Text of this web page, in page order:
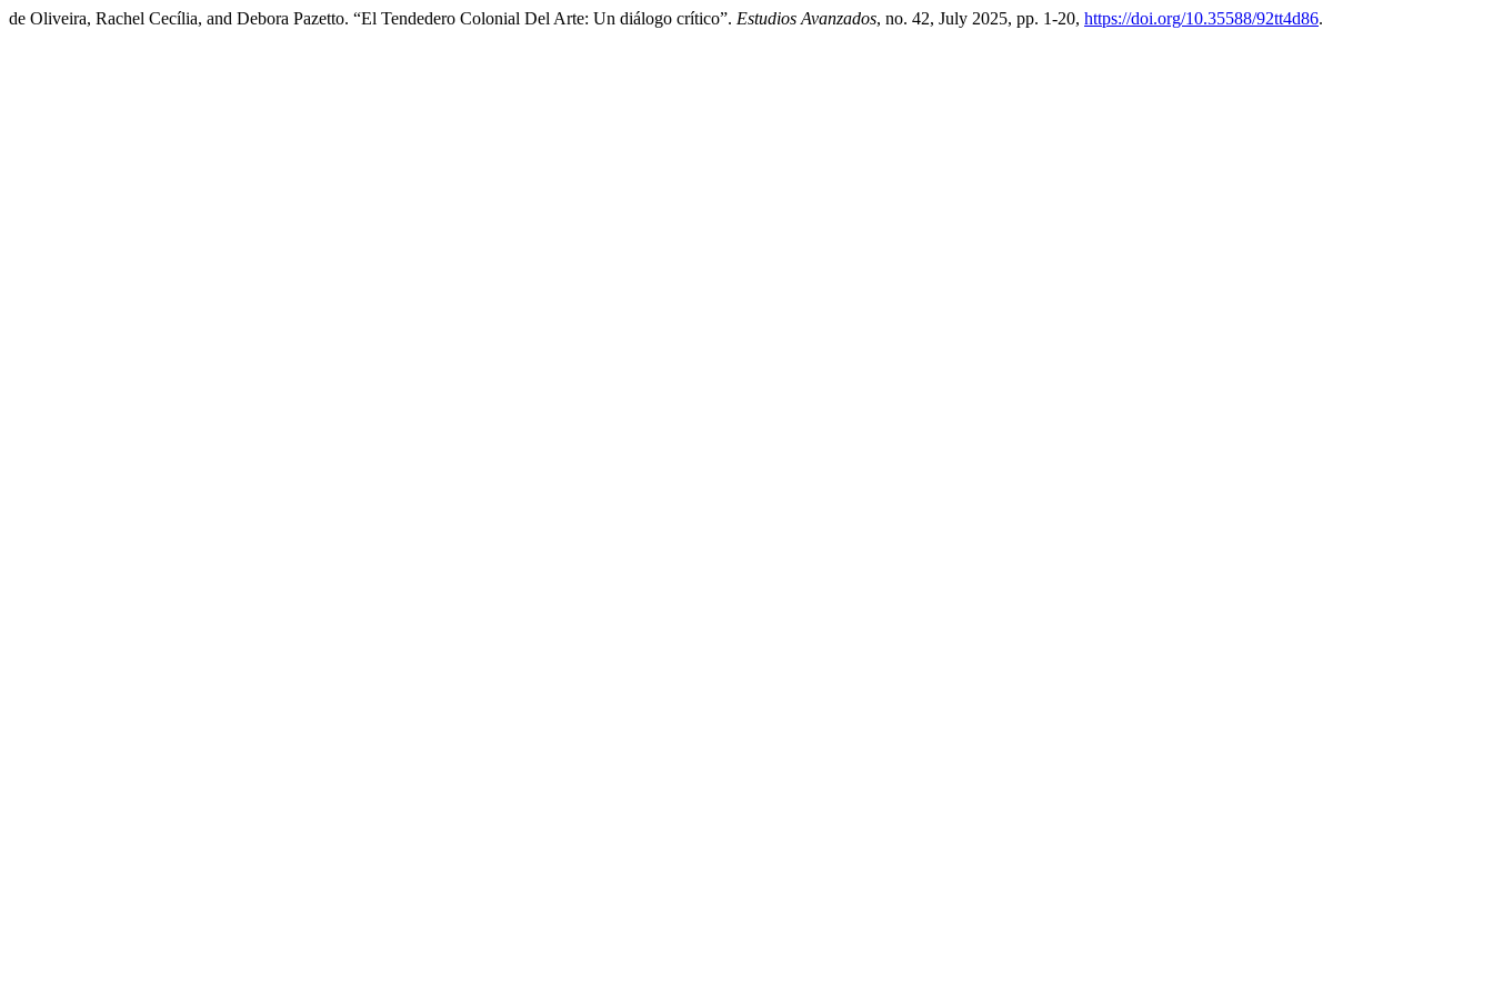
de Oliveira, Rachel Cecília, and Debora Pazetto. “El Tendedero Colonial Del Arte: Un diálogo crítico”. Estudios Avanzados, no. 42, July 2025, pp. 1-20, https://doi.org/10.35588/92tt4d86.